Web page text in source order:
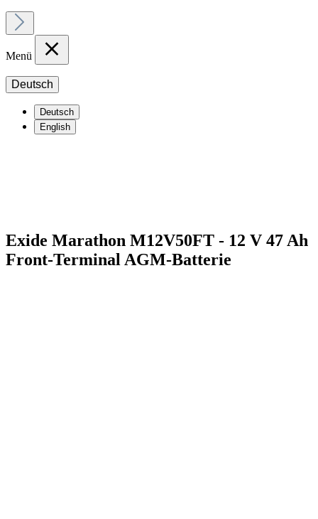
Menü
Deutsch
Deutsch
English
Exide Marathon M12V50FT - 12 V 47 Ah
Front-Terminal AGM-Batterie